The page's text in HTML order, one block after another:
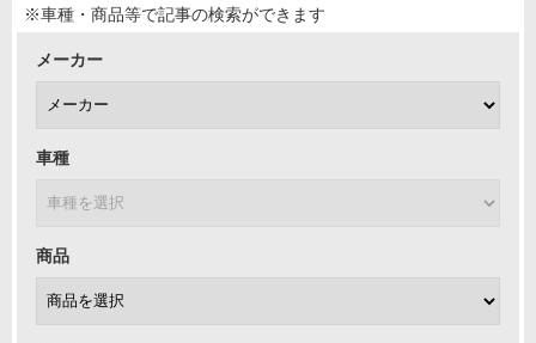
※車種・商品等で記事の検索ができます
メーカー
車種
商品